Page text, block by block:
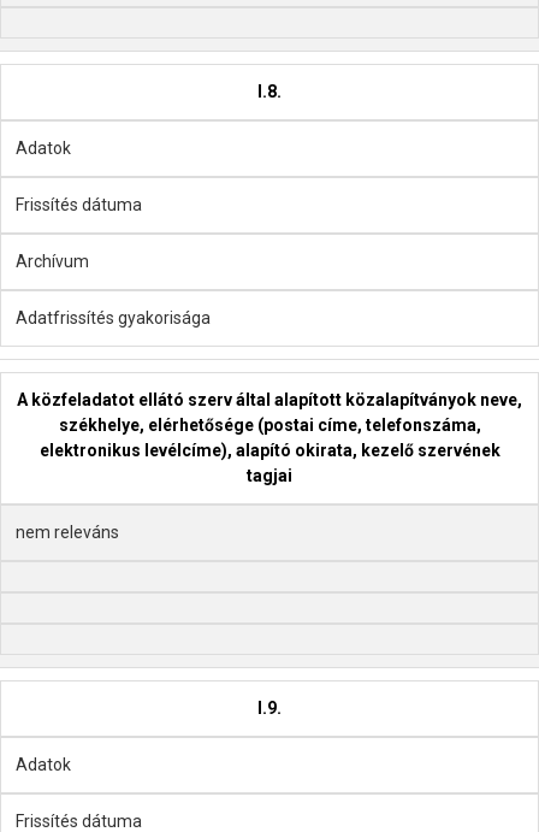
I.8.
Adatok
Frissítés dátuma
Archívum
Adatfrissítés gyakorisága
A közfeladatot ellátó szerv által alapított közalapítványok neve,
székhelye, elérhetősége (postai címe, telefonszáma,
elektronikus levélcíme), alapító okirata, kezelő szervének
tagjai
nem releváns
I.9.
Adatok
Frissítés dátuma